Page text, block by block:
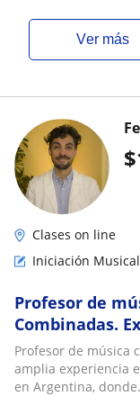
ver más
$
Clases on line
Iniciación Musical
Profesor de
Combinadas.
online y
Profesor de música
amplia experiencia
en Argentina,